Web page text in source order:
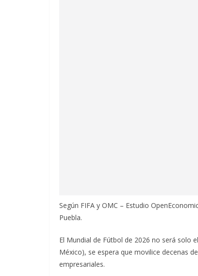
Según FIFA y OMC – Estudio
Puebla.
El Mundial de Fútbol de 2026 no será solo
México), se espera que movilice decenas
empresariales.